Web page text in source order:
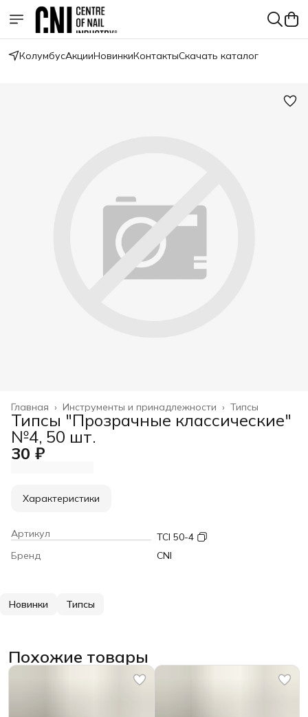
КолумбусАкцииНовинкиКонтактыСкачать каталог
Типсы
Инструменты и принадлежности ›
Главная ›
Типсы "Прозрачные классические"
№4, 50 шт.
30 ₽
Характеристики
Артикул
TCI 50-4
Бренд
CNI
Новинки Типсы
Похожие товары